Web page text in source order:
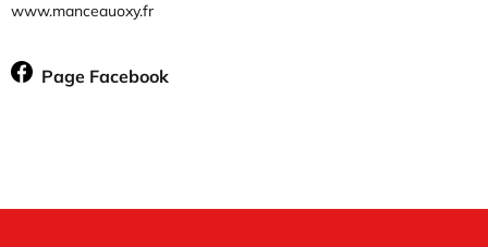
www.manceauoxy.fr
Page Facebook